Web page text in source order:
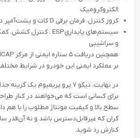
الکتروکرومیک
کروز کنترل، فرمان برقی Dکات و پشت‌آمپر
سیستم‌های پایداریESP ، کنترل کشش،
و سراشیبی
همچنین دریافت ۵ ستاره ایمنی از مرکز
بر عملکرد ایمنی این خودرو در شرایط
در نهایت، تیگو ۷ پرو پریمیوم
برای کسانی است که می‌خواهند در کنار
سطح بالا و کیفیت مونتاژ مطلوب را با هم
گران که غیرقابل‌دسترس باشد و نه آن‌قدر
کنارش رد شوید.